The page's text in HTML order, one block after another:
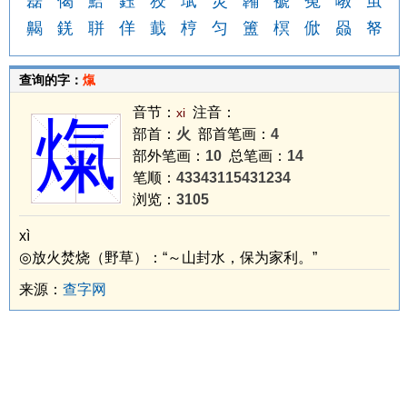
齃
錓 聠 佯 韯 梈 匀 簠 榠 俽 赑 帑
查询的字： 熂
熂 音节： xi 注音：
部首： 火 部首笔画： 4
部外笔画： 10 总笔画： 14
笔顺： 43343115431234
浏览： 3105
xì
◎放火焚烧（野草）：“～山封水，保为家利。”
来源： 查字网